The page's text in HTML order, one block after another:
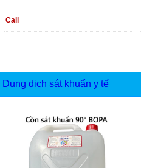
Call
Dung dịch sát khuẩn y tế